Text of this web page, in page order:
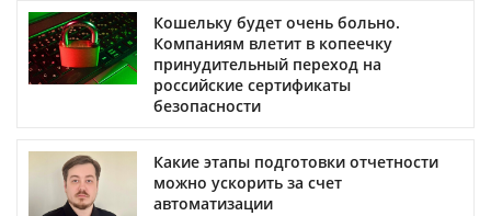
Кошельку будет очень больно.
Компаниям влетит в копеечку
принудительный переход на
российские сертификаты
безопасности
Какие этапы подготовки отчетности
можно ускорить за счет
автоматизации